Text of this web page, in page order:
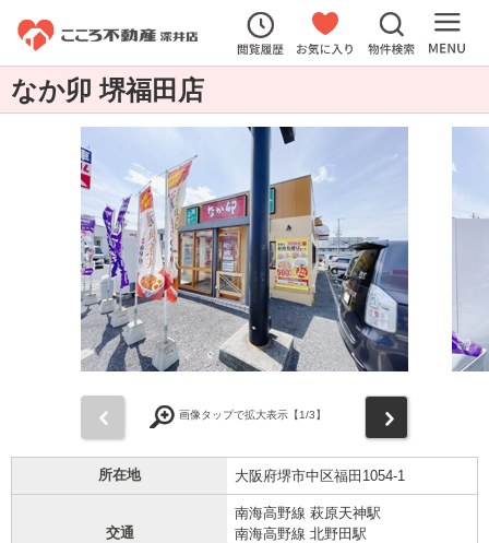
なか卯 堺福田店
画像タップで拡大表示【1/3】
所在地 大阪府堺市中区福田1054-1
交通
南海高野線 萩原天神駅
南海高野線 北野田駅